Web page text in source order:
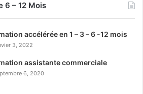
6 – 12 Mois
accélérée en 1 – 3 – 6 -12 mois
3, 2022
assistante commerciale
6, 2020